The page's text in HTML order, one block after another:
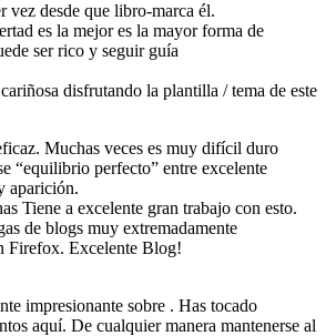
vez desde que libro-marca él.
es la mejor es la mayor forma de
ser rico y seguir guía
disfrutando la plantilla / tema de este
Muchas veces es muy difícil duro
“equilibrio perfecto” entre excelente
aparición.
Tiene a excelente gran trabajo con esto.
de blogs muy extremadamente
Firefox. Excelente Blog!
impresionante sobre . Has tocado
aquí. De cualquier manera mantenerse al